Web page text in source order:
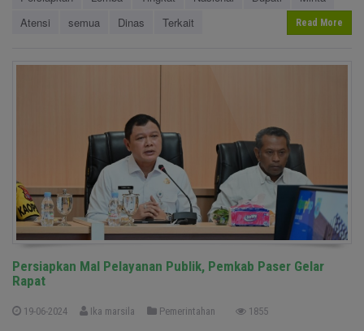
Atensi
semua Dinas Terkait Read More
Persiapkan Mal Pelayanan Publik, Pemkab Paser Gelar
Rapat
19-06-2024 Ika marsila Pemerintahan 1855